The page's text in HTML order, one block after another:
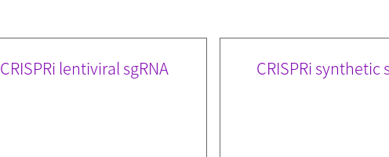
CRISPRi lentiviral sgRNA CRISPRi synthetic